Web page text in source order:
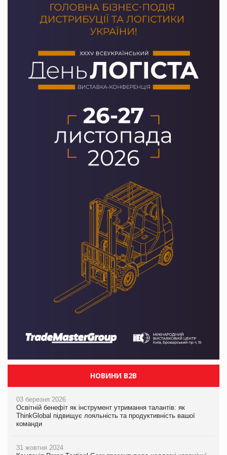
НОВИНИ B2B
03 березня 2026
Освітній бенефіт як інструмент утримання талантів: як
ThinkGlobal підвищує лояльність та продуктивність вашої
команди
31 жовтня 2024